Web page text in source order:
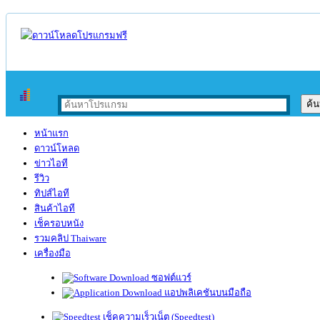
หน้าแรก
ดาวน์โหลด
ข่าวไอที
รีวิว
ทิปส์ไอที
สินค้าไอที
เช็ครอบหนัง
รวมคลิป Thaiware
เครื่องมือ
ซอฟต์แวร์
แอปพลิเคชันบนมือถือ
เช็คความเร็วเน็ต (Speedtest)